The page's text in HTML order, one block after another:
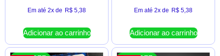
Em até 2x de R$ 5,38
Adicionar ao carrinho
Em até 2x de R$ 5,38
Adicionar ao carrinho